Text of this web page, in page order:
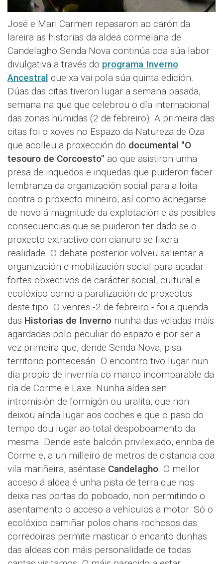
José e Mari Carmen repasaron ao carón da
lareira as historias da aldea cormelana de
Candelagho Senda Nova continúa coa súa labor
divulgativa a través do programa Inverno
Ancestral que xa vai pola súa quinta edición.
Dúas das citas tiveron lugar a semana pasada,
semana na que que celebrou o día internacional
das zonas húmidas (2 de febreiro). A primeira das
citas foi o xoves no Espazo da Natureza de Oza
que acolleu a proxección do documental "O
tesouro de Corcoesto" ao que asistiron unha
presa de inquedos e inquedas que puideron facer
lembranza da organización social para a loita
contra o proxecto mineiro, así como achegarse
de novo á magnitude da explotación e ás posibles
consecuencias que se puideron ter dado se o
proxecto extractivo con cianuro se fixera
realidade. O debate posterior volveu salientar a
organización e mobilización social para acadar
fortes obxectivos de carácter social, cultural e
ecolóxico como a paralización de proxectos
deste tipo. O venres -2 de febreiro - foi a quenda
das Historias de Inverno nunha das veladas máis
agardadas polo peculiar do espazo e por ser a
vez primeira que, dende Senda Nova, pisa
territorio pontecesán. O encontro tivo lugar nun
día propio de invernía co marco incomparable da
ría de Corme e Laxe. Nunha aldea sen
intromisión de formigón ou uralita, que non
deixou aínda lugar aos coches e que o paso do
tempo dou lugar ao total despoboamento da
mesma. Dende este balcón privilexiado, enriba de
Corme e, a un milleiro de metros de distancia coa
vila mariñeira, aséntase Candelagho . O mellor
acceso á aldea é unha pista de terra que nos
deixa nas portas do poboado, non permitindo o
asentamento o acceso a vehículos a motor. Só o
ecolóxico camiñar polos chans rochosos das
corredoiras permite masticar o encanto dunhas
das aldeas con máis personalidade de todas